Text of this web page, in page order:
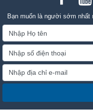
Bạn muốn là người sớm nhất